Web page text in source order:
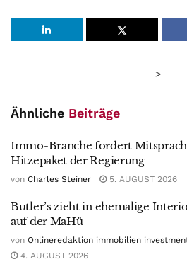
>
Ähnliche Beiträge
Immo-Branche fordert
Hitzepaket der Regierung
von Charles Steiner 5. AUGUST 2026
Butler’s zieht in ehemalige
auf der MaHü
von Onlineredaktion immobilien
4. AUGUST 2026